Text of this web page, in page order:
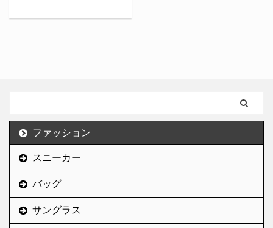
ンニングで使うスポーツ
ウェットパンツ姿。 別に
機能的にはそれで十分な
んだけど、いまいちモチ
ベが上がらない。 なんと
いうか、”ジム ...
SLとは？ 「アディゼロ
EVO SL / Adizero EVO
あるから、これから購入
を考えている人の参考に
なれば嬉しい。
Supreme＝ボックスロゴ
シュプリームといえばボ
ックスロゴ。 シュプリー
ム好きでこれに異論を唱
える人はいないはず。 ア
ファッション
スニーカー
バッグ
サングラス